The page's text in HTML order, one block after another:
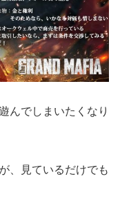
んでしまいたくなり
、見ているだけでも